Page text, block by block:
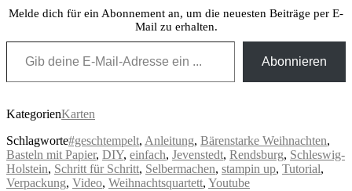
Melde dich für ein Abonnement an, um die neuesten Beiträge per E-
Mail zu erhalten.
Gib deine E-Mail-Adresse ein ...
Abonnieren
KategorienKarten
Schlagworte#geschtempelt, Anleitung, Bärenstarke Weihnachten,
Basteln mit Papier, DIY, einfach, Jevenstedt, Rendsburg, Schleswig-
Holstein, Schritt für Schritt, Selbermachen, stampin up, Tutorial,
Verpackung, Video, Weihnachtsquartett, Youtube